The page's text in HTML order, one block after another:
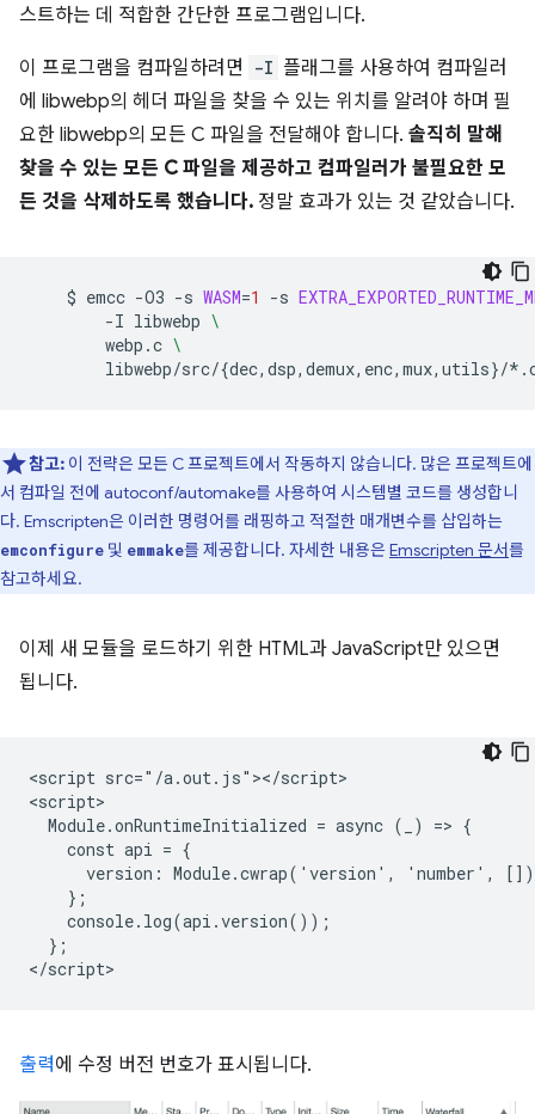
스트하는 데 적합한 간단한 프로그램입니다.
이 프로그램을 컴파일하려면 -I 플래그를 사용하여 컴파일러
에 libwebp의 헤더 파일을 찾을 수 있는 위치를 알려야 하며 필
요한 libwebp의 모든 C 파일을 전달해야 합니다. 솔직히 말해
찾을 수 있는 모든 C 파일을 제공하고 컴파일러가 불필요한 모
든 것을 삭제하도록 했습니다. 정말 효과가 있는 것 같았습니다.
$ emcc -O3 -s WASM=1 -s
-I libwebp \
webp.c \
libwebp/src/{dec,dsp,demux,enc,mux,utils}
참고: 이 전략은 모든 C 프로젝트에서 작동하지 않습니다. 많은 프로젝트에
서 컴파일 전에 autoconf/automake를 사용하여 시스템별 코드를 생성합니
다. Emscripten은 이러한 명령어를 래핑하고 적절한 매개변수를 삽입하는
emconfigure 및 emmake를 제공합니다. 자세한 내용은Emscripten 문서를
참고하세요.
이제 새 모듈을 로드하기 위한 HTML과 JavaScript만 있으면
됩니다.
<script src="/a.out.js"></script>
<script>
  Module.onRuntimeInitialized = async (_) => {
    const api = {
version: Module.cwrap('version', 'number',
    };
    console.log(api.version());
  };
출력에 수정 버전 번호가 표시됩니다.